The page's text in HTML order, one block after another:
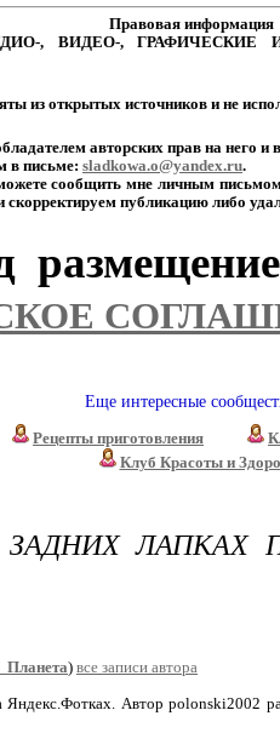
Правовая информация
, ВИДЕО-,ГРАФИЧЕСКИЕ
из открытых источников и не
авторских прав на него и
в письме: sladkowa.o@yandex.ru.
сообщить мне личным
скорректируем публикацию либо
Еще интересные
Рецепты приготовления
Клуб Красоты и
ЛАПКАХ
) все записи автора
Автор polonski2002